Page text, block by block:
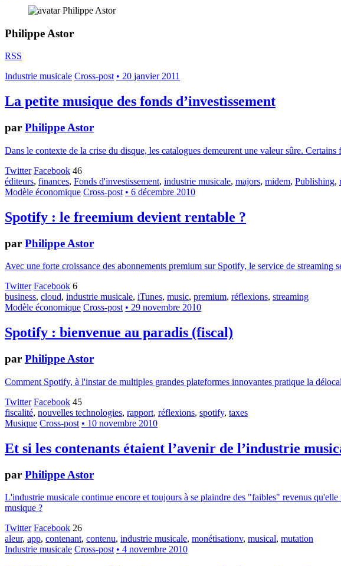
Philippe Astor
RSS
Industrie musicale Cross-post • 20 janvier 2011
La petite musique des fonds d’investissement
par Philippe Astor
Dans le contexte de la crise du disque, les catalogues demeurent une valeur sûre.
Twitter Facebook 46
éditeurs, finances, Fonds d'investissement, industrie musicale, majors, midem, Publishing,
Modèle économique Cross-post • 6 décembre 2010
Spotify : le freemium devient rentable ?
par Philippe Astor
Avec une forte croissance des abonnements premium sur Spotify, le service de
Twitter Facebook 6
business, cloud, industrie musicale, iTunes, music, premium, réflexions, streaming
Modèle économique Cross-post • 29 novembre 2010
Spotify : bienvenue au paradis (fiscal)
par Philippe Astor
Comment Spotify, à l'instar de multiples grandes plateformes innovantes pratique la
Twitter Facebook 45
fiscalité, nouvelles technologies, rapport, réflexions, spotify, taxes
Musique Cross-post • 10 novembre 2010
Et si les contenants étaient l’avenir de l’industrie
par Philippe Astor
L'industrie musicale continue encore et toujours à se plaindre des "faibles" revenus
musique ?
Twitter Facebook 26
aleur, app, contenant, contenu, industrie musicale, monétisationv, musical, mutation
Industrie musicale Cross-post • 4 novembre 2010